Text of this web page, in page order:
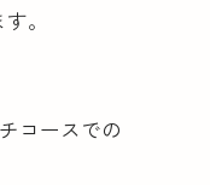
。
コースでの